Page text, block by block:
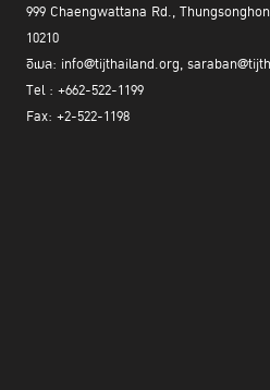
999 Chaengwattana Rd.,
10210
อีเมล: info@tijthailand.org,
Tel : +662-522-1199
Fax: +2-522-1198